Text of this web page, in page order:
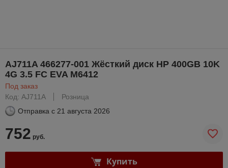
AJ711A 466277-001 Жёсткий диск HP 400GB 10K
4G 3.5 FC EVA M6412
Под заказ
Код: AJ711A
Розница
Отправка с 21 августа 2026
752 руб.
Купить